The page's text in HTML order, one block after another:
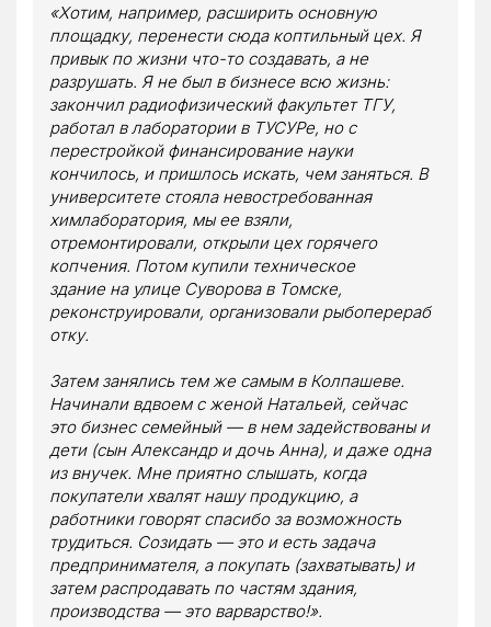
«Хотим, например, расширить основную
площадку, перенести сюда коптильный цех. Я
привык по жизни что-то создавать, а не
разрушать. Я не был в бизнесе всю жизнь:
закончил радиофизический факультет ТГУ,
работал в лаборатории в ТУСУРе, но с
перестройкой финансирование науки
кончилось, и пришлось искать, чем заняться. В
университете стояла невостребованная
химлаборатория, мы ее взяли,
отремонтировали, открыли цех горячего
копчения. Потом купили техническое
здание на улице Суворова в Томске,
реконструировали, организовали рыбоперераб
отку.
Затем занялись тем же самым в Колпашеве.
Начинали вдвоем с женой Натальей, сейчас
это бизнес семейный — в нем задействованы и
дети (сын Александр и дочь Анна), и даже одна
из внучек. Мне приятно слышать, когда
покупатели хвалят нашу продукцию, а
работники говорят спасибо за возможность
трудиться. Созидать — это и есть задача
предпринимателя, а покупать (захватывать) и
затем распродавать по частям здания,
производства — это варварство!».